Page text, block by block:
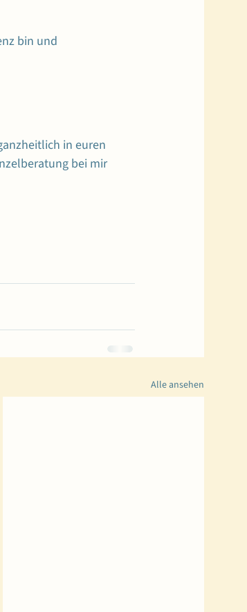
bin und
in euren
bei mir
Alle ansehen